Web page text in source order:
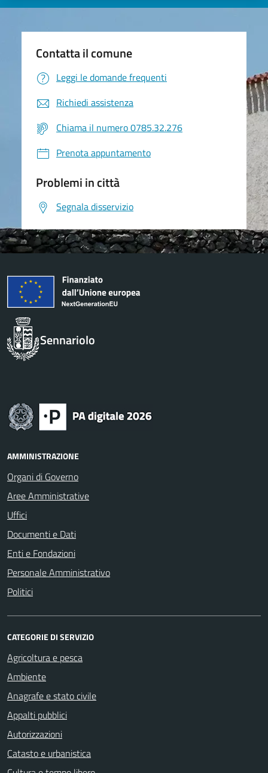
Contatta il comune
Leggi le domande frequenti
Richiedi assistenza
Chiama il numero 0785.32.276
Prenota appuntamento
Problemi in città
Segnala disservizio
Sennariolo
AMMINISTRAZIONE
Organi di Governo
Aree Amministrative
Uffici
Documenti e Dati
Enti e Fondazioni
Personale Amministrativo
Politici
CATEGORIE DI SERVIZIO
Agricoltura e pesca
Ambiente
Anagrafe e stato civile
Appalti pubblici
Autorizzazioni
Catasto e urbanistica